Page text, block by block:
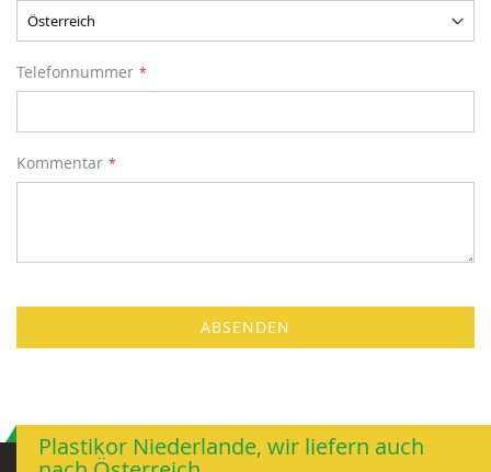
Telefonnummer
Kommentar
ABSENDEN
Plastikor Niederlande, wir liefern auch